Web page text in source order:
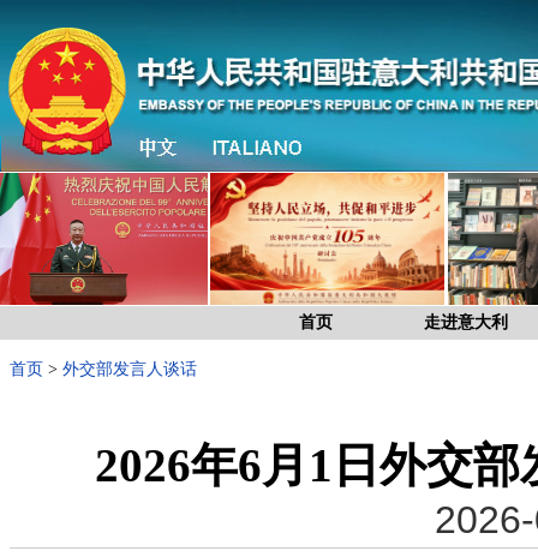
首页 走进意大利
首页 > 外交部发言人谈话
2026年6月1日外交